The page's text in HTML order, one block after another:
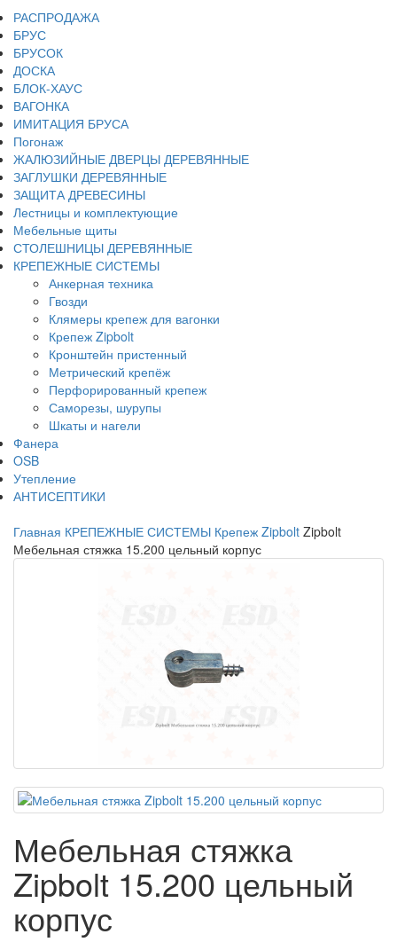
РАСПРОДАЖА
БРУС
БРУСОК
ДОСКА
БЛОК-ХАУС
ВАГОНКА
ИМИТАЦИЯ БРУСА
Погонаж
ЖАЛЮЗИЙНЫЕ ДВЕРЦЫ ДЕРЕВЯННЫЕ
ЗАГЛУШКИ ДЕРЕВЯННЫЕ
ЗАЩИТА ДРЕВЕСИНЫ
Лестницы и комплектующие
Мебельные щиты
СТОЛЕШНИЦЫ ДЕРЕВЯННЫЕ
КРЕПЕЖНЫЕ СИСТЕМЫ
Анкерная техника
Гвозди
Клямеры крепеж для вагонки
Крепеж Zipbolt
Кронштейн пристенный
Метрический крепёж
Перфорированный крепеж
Саморезы, шурупы
Шкаты и нагели
Фанера
OSB
Утепление
АНТИСЕПТИКИ
Главная КРЕПЕЖНЫЕ СИСТЕМЫ Крепеж Zipbolt Zipbolt
Мебельная стяжка 15.200 цельный корпус
Мебельная стяжка
Zipbolt 15.200 цельный
корпус